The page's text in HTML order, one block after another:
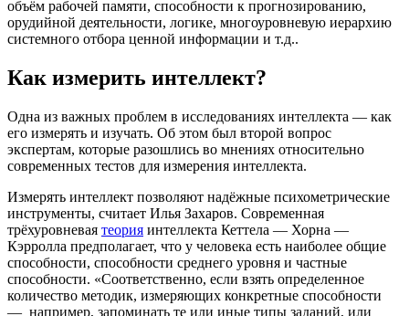
объём рабочей памяти, способности к прогнозированию,
орудийной деятельности, логике, многоуровневую иерархию
системного отбора ценной информации и т.д..
Как измерить интеллект?
Одна из важных проблем в исследованиях интеллекта — как
его измерять и изучать. Об этом был второй вопрос
экспертам, которые разошлись во мнениях относительно
современных тестов для измерения интеллекта.
Измерять интеллект позволяют надёжные психометрические
инструменты, считает Илья Захаров. Современная
трёхуровневая теория интеллекта Кеттела — Хорна —
Кэрролла предполагает, что у человека есть наиболее общие
способности, способности среднего уровня и частные
способности. «Соответственно, если взять определенное
количество методик, измеряющих конкретные способности
— например, запоминать те или иные типы заданий, или